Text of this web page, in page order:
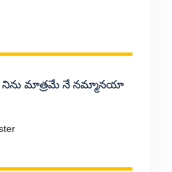
నిను మాత్రమే నే నమ్మానయా